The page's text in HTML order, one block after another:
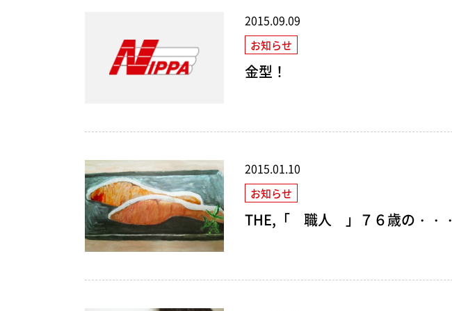
2015.09.09
お知らせ
金型！
2015.01.10
お知らせ
THE,「 職人 」７６歳の・・・